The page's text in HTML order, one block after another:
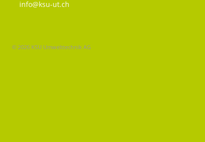
info@ksu-ut.ch
© 2026 KSU Umwelttechnik AG